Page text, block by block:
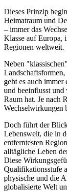
Dieses Prinzip
Heimatraum und
– immer das
Klasse auf Europa,
Regionen weltweit.
Neben
geht es auch
und beeinflusst
Raum hat. Je nach
Wechselwirkungen
Doch führt der
Lebenswelt, die in
entferntesten
alltägliche Leben
Diese
Qualifikationsstufe
physische und die
globalisierte Welt